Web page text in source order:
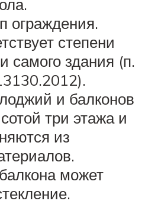
ограждения.
степени
самого здания (п.
и балконов
три этажа и
из
может